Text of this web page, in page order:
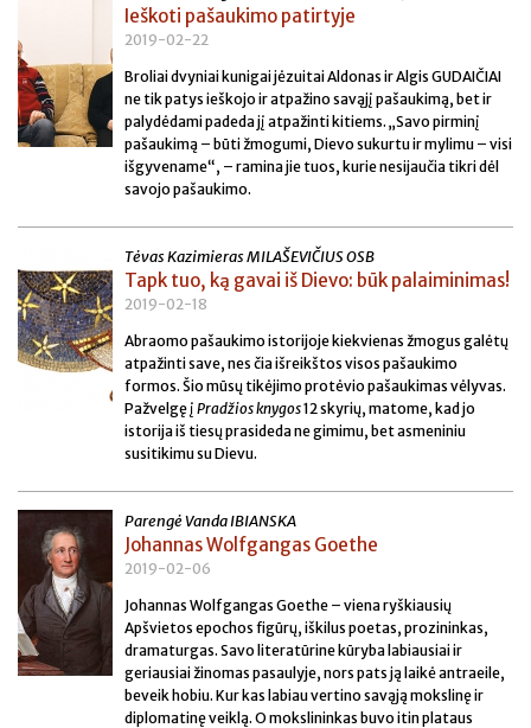
Ieškoti pašaukimo patirtyje
2019-02-22
Broliai dvyniai kunigai jėzuitai Aldonas ir Algis GUDAIČIAI
ne tik patys ieškojo ir atpažino savąjį pašaukimą, bet ir
palydėdami padeda jį atpažinti kitiems. „Savo pirminį
pašaukimą – būti žmogumi, Dievo sukurtu ir mylimu – visi
išgyvename“, – ramina jie tuos, kurie nesijaučia tikri dėl
savojo pašaukimo.
Tėvas Kazimieras MILAŠEVIČIUS OSB
Tapk tuo, ką gavai iš Dievo: būk palaiminimas!
2019-02-18
Abraomo pašaukimo istorijoje kiekvienas žmogus galėtų
atpažinti save, nes čia išreikštos visos pašaukimo
formos. Šio mūsų tikėjimo protėvio pašaukimas vėlyvas.
Pažvelgę į Pradžios knygos12 skyrių, matome, kad jo
istorija iš tiesų prasideda ne gimimu, bet asmeniniu
susitikimu su Dievu.
Parengė Vanda IBIANSKA
Johannas Wolfgangas Goethe
2019-02-06
Johannas Wolfgangas Goethe – viena ryškiausių
Apšvietos epochos figūrų, iškilus poetas, prozininkas,
dramaturgas. Savo literatūrine kūryba labiausiai ir
geriausiai žinomas pasaulyje, nors pats ją laikė antraeile,
beveik hobiu. Kur kas labiau vertino savąją mokslinę ir
diplomatinę veiklą. O mokslininkas buvo itin plataus